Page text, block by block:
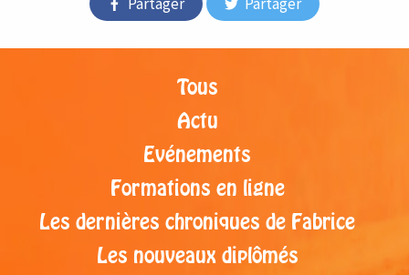
Tous
Actu
Evénements
Formations en ligne
Les dernières chroniques de Fabrice
Les nouveaux diplômés